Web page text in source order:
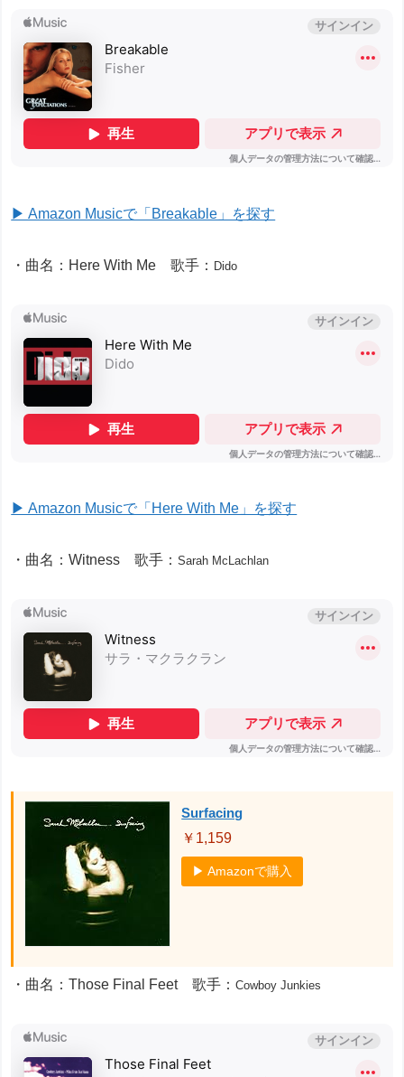
▶ Amazon Musicで「Breakable」を探す
・曲名：Here With Me 歌手： Dido
▶ Amazon Musicで「Here With Me」を探す
・曲名：Witness 歌手：Sarah McLachlan
Surfacing
￥1,159
▶ Amazonで購入
・曲名：Those Final Feet 歌手：Cowboy Junkies